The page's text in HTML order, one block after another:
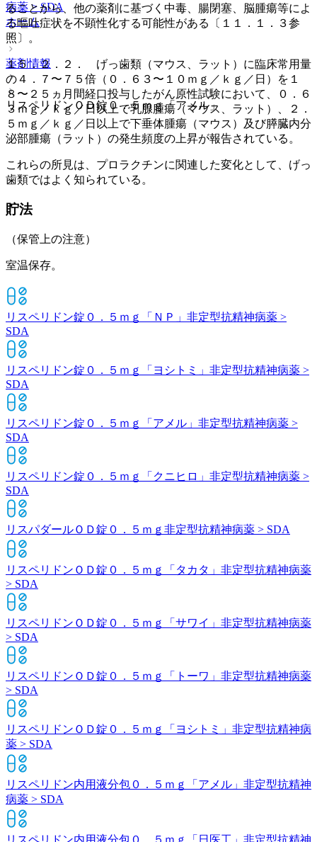
病薬 > SDA
ホーム
薬剤情報
リスペリドンＯＤ錠０．５ｍｇ「アメル」
ることから、他の薬剤に基づく中毒、腸閉塞、脳腫瘍等によ
る嘔吐症状を不顕性化する可能性がある〔１１．１．３参
照〕。
１５．２．２． げっ歯類（マウス、ラット）に臨床常用量
の４．７〜７５倍（０．６３〜１０ｍｇ／ｋｇ／日）を１
８〜２５ヵ月間経口投与したがん原性試験において、０．６
３ｍｇ／ｋｇ／日以上で乳腺腫瘍（マウス、ラット）、２．
５ｍｇ／ｋｇ／日以上で下垂体腫瘍（マウス）及び膵臓内分
泌部腫瘍（ラット）の発生頻度の上昇が報告されている。
これらの所見は、プロラクチンに関連した変化として、げっ
歯類ではよく知られている。
貯法
（保管上の注意）
室温保存。
リスペリドン錠０．５ｍｇ「ＮＰ」 非定型抗精神病薬 >
SDA
リスペリドン錠０．５ｍｇ「ヨシトミ」 非定型抗精神病薬 >
SDA
リスペリドン錠０．５ｍｇ「アメル」 非定型抗精神病薬 >
SDA
リスペリドン錠０．５ｍｇ「クニヒロ」 非定型抗精神病薬 >
SDA
リスパダールＯＤ錠０．５ｍｇ 非定型抗精神病薬 > SDA
リスペリドンＯＤ錠０．５ｍｇ「タカタ」 非定型抗精神病薬
> SDA
リスペリドンＯＤ錠０．５ｍｇ「サワイ」 非定型抗精神病薬
> SDA
リスペリドンＯＤ錠０．５ｍｇ「トーワ」 非定型抗精神病薬
> SDA
リスペリドンＯＤ錠０．５ｍｇ「ヨシトミ」 非定型抗精神病
薬 > SDA
リスペリドン内用液分包０．５ｍｇ「アメル」 非定型抗精神
病薬 > SDA
リスペリドン内用液分包０．５ｍｇ「日医工」 非定型抗精神